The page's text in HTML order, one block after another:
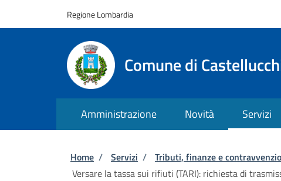
Regione Lombardia
Comune di
Amministrazione Novità Servizi
Briciole di pane
Home / Servizi / Tributi, finanze e
Versare la tassa sui rifiuti (TARI): richiesta di